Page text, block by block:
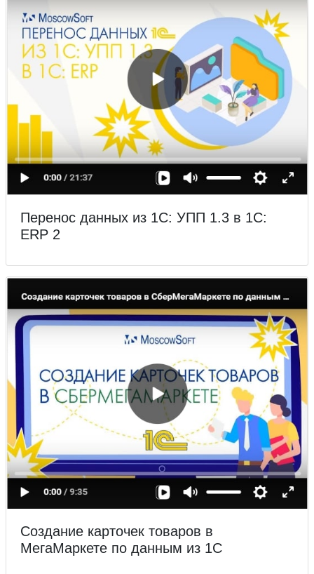
Перенос данных из 1С: УПП 1.3 в 1С:
ERP 2
Создание карточек товаров в
МегаМаркете по данным из 1С